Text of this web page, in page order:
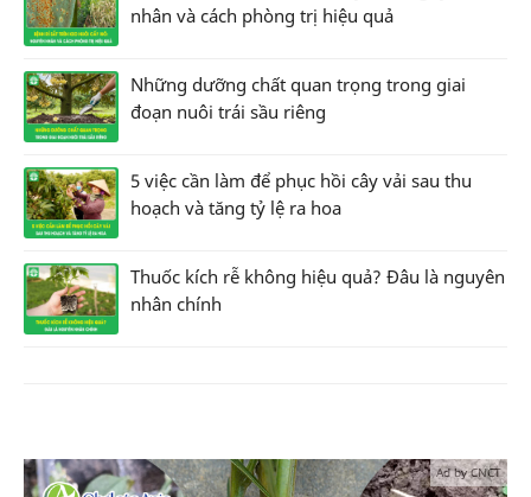
nhân và cách phòng trị hiệu quả
Những dưỡng chất quan trọng trong giai
đoạn nuôi trái sầu riêng
5 việc cần làm để phục hồi cây vải sau thu
hoạch và tăng tỷ lệ ra hoa
Thuốc kích rễ không hiệu quả? Đâu là nguyên
nhân chính
Ad by CNCT